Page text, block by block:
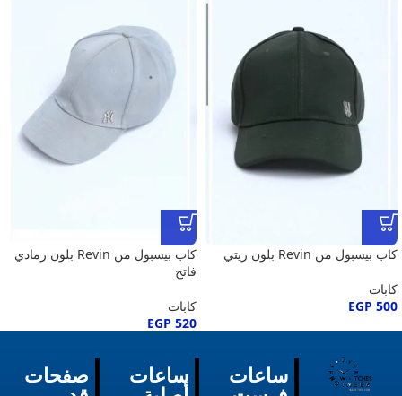
كاب بيسبول من Revin بلون زيتي
كابات
EGP 500
كاب بيسبول من Revin بلون رمادي
فاتح
كابات
EGP 520
صفحات ساعات ساعات